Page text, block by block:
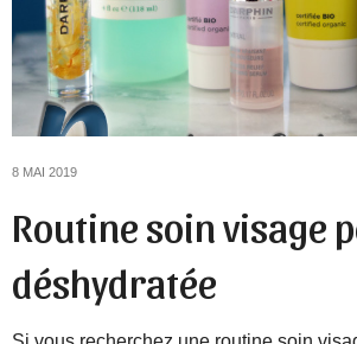
8 MAI 2019
Routine soin visage
déshydratée